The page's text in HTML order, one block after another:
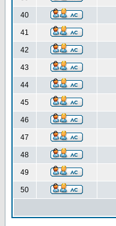
40
41
42
43
44
45
46
47
48
49
50